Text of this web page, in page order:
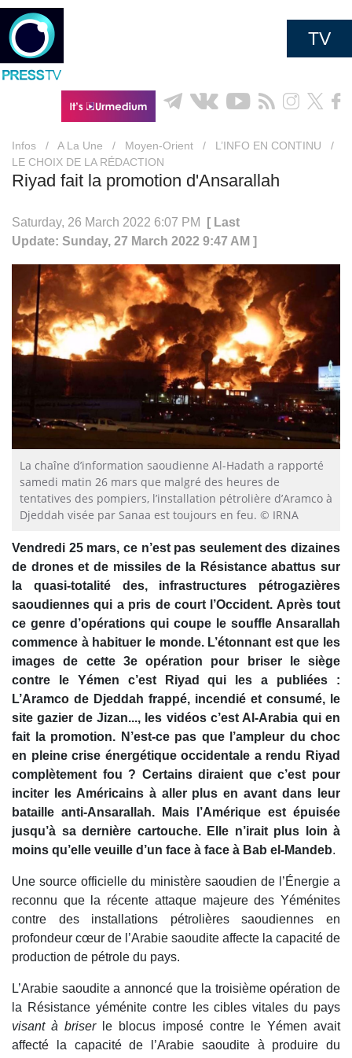
TV
Infos / A La Une / Moyen-Orient / L’INFO EN CONTINU
/
LE CHOIX DE LA RÉDACTION
Riyad fait la promotion d'Ansarallah
Saturday, 26 March 2022 6:07 PM
[ Last
Update: Sunday, 27 March 2022 9:47 AM ]
La chaîne d’information saoudienne Al-Hadath a rapporté
samedi matin 26 mars que malgré des heures de
tentatives des pompiers, l’installation pétrolière d’Aramco à
Djeddah visée par Sanaa est toujours en feu. © IRNA
Vendredi 25 mars, ce n’est pas seulement des dizaines
de drones et de missiles de la Résistance abattus sur
la quasi-totalité des, infrastructures pétrogazières
saoudiennes qui a pris de court l’Occident. Après tout
ce genre d’opérations qui coupe le souffle Ansarallah
commence à habituer le monde. L’étonnant est que les
images de cette 3e opération pour briser le siège
contre le Yémen c’est Riyad qui les a publiées :
L’Aramco de Djeddah frappé, incendié et consumé, le
site gazier de Jizan..., les vidéos c’est Al-Arabia qui en
fait la promotion. N’est-ce pas que l’ampleur du choc
en pleine crise énergétique occidentale a rendu Riyad
complètement fou ? Certains diraient que c’est pour
inciter les Américains à aller plus en avant dans leur
bataille anti-Ansarallah. Mais l’Amérique est épuisée
jusqu’à sa dernière cartouche. Elle n’irait plus loin à
moins qu’elle veuille d’un face à face à Bab el-Mandeb.
Une source officielle du ministère saoudien de l’Énergie a
reconnu que la récente attaque majeure des Yéménites
contre des installations pétrolières saoudiennes en
profondeur cœur de l’Arabie saoudite affecte la capacité de
production de pétrole du pays.
L’Arabie saoudite a annoncé que la troisième opération de
la Résistance yéménite contre les cibles vitales du pays
visant à briserle blocus imposé contre le Yémen avait
affecté la capacité de l’Arabie saoudite à produire du